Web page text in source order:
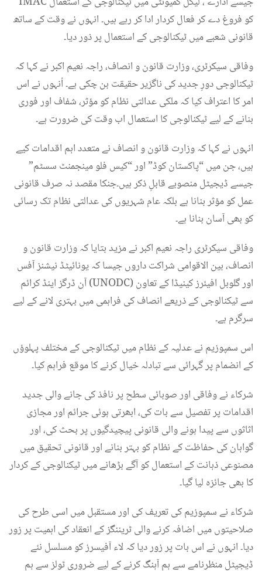
کو فروغ دے کر فعال کردار ادا کر رہے ہیں۔ انہوں نے وقت کے ساتھ
قانونی شعبے میں ٹیکنالوجی کے استعمال پر ذور دیا۔
وفاقی سیکرٹری، وزارت قانون و انصاف، راجہ نعیم اکبر نے کہا کہ
ٹیکنالوجی دورِ جدید کی ناگزیر حقیقت بن چکی ہے۔ اُنہوں نے اس
امر کا اعتراف کیا کہ ملکی عدالتی نظام کو مؤثر، شفاف اور فوری
بنانے کے لیے ٹیکنالوجی کا استعمال اب وقت کی ضرورت ہے۔
انہوں نے کہا کہ وزارت قانون و انصاف نے متعدد اہم اقدامات کیے
ہیں، جن میں “پاکستان کوڈ” اور “کیس فلو مینجمنٹ سسٹم”
جیسے ڈیجیٹل منصوبے قابلِ ذکر ہیں۔جنکا مقصد نہ صرف قانونی
عمل کو مؤثر بنانا ہے بلکہ عام شہریوں کی عدالتی نظام تک رسائی
کو بھی آسان بنانا ہے۔
وفاقی سیکرٹری راجہ نعیم اکبر نے مزید بتایا کہ وزارت قانون و
انصاف، بین الاقوامی شراکت داروں جیسا کہ یونائیٹڈ نیشنز آفس
آن ڈرگز اینڈ کرائم (UNODC) اور گلوبل افیئرز کینیڈا کے تعاون
سے ٹیکنالوجی کے ذریعے انصاف کی فراہمی میں بہتری لانے کے لیے
سرگرم ہے۔
اس سمپوزیم نے عدلیہ کے نظام میں ٹیکنالوجی کے مختلف پہلوؤں
کے انضمام پر گہرائی سے تبادلہ خیال کرنے کا موقع فراہم کیا۔
شرکاء نے وفاقی اور صوبائی سطح پر نافذ کی جانے والی جدید
اقدامات پر تفصیل سے بات کی، ابھرتی ہوئی جرائم اور مجازی
اثاثوں سے پیدا ہونے والی قانونی پیچیدگیوں پر بحث کی، اور
گواہان کی حفاظت کے نظام کو بہتر بنانے اور قانونی تحقیق میں
مصنوعی ذہانت کے استعمال کو آگے بڑھانے میں ٹیکنالوجی کے کردار
کا بھی جائزہ لیا گیا۔
شرکاء نے سمپوزیم کی تعریف کی اور مستقبل میں اسی طرح کی
صلاحیتوں میں اضافہ کرنے والی ٹریننگز کے انعقاد کی اہمیت پر زور
دیا۔ انہوں نے اس بات پر زور دیا کہ لاء آفیسرز کو مسلسل نئے
ڈیجیٹل منظرنامے سے ہم آہنگ کرنے کے لیے ضروری ٹولز سے ہم